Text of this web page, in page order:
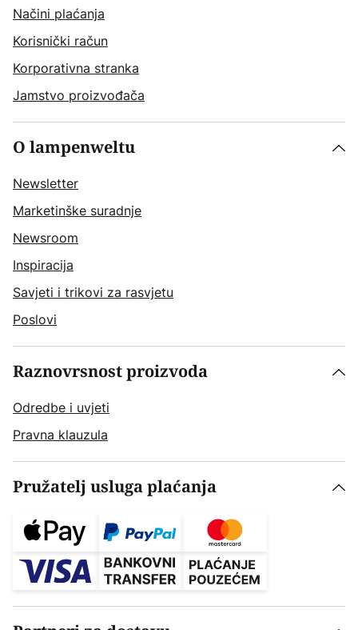
Načini plaćanja
Korisnički račun
Korporativna stranka
Jamstvo proizvođača
O lampenweltu
Newsletter
Marketinške suradnje
Newsroom
Inspiracija
Savjeti i trikovi za rasvjetu
Poslovi
Raznovrsnost proizvoda
Odredbe i uvjeti
Pravna klauzula
Pružatelj usluga plaćanja